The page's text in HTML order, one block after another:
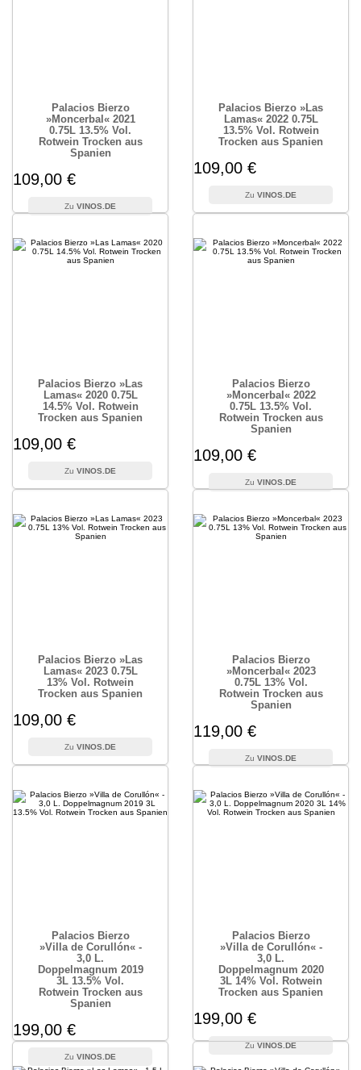
Palacios Bierzo
»Moncerbal« 2021
0.75L 13.5% Vol.
Rotwein Trocken aus
Spanien
109,00 €
VINOS.DE
Palacios Bierzo »Las
Lamas« 2022 0.75L
13.5% Vol. Rotwein
Trocken aus Spanien
109,00 €
VINOS.DE
Palacios Bierzo »Las
Lamas« 2020 0.75L
14.5% Vol. Rotwein
Trocken aus Spanien
109,00 €
VINOS.DE
Palacios Bierzo
»Moncerbal« 2022
0.75L 13.5% Vol.
Rotwein Trocken aus
Spanien
109,00 €
VINOS.DE
Palacios Bierzo »Las
Lamas« 2023 0.75L
13% Vol. Rotwein
Trocken aus Spanien
109,00 €
VINOS.DE
Palacios Bierzo
»Moncerbal« 2023
0.75L 13% Vol.
Rotwein Trocken aus
Spanien
119,00 €
VINOS.DE
Palacios Bierzo
»Villa de Corullón« -
3,0 L.
Doppelmagnum 2019
3L 13.5% Vol.
Rotwein Trocken aus
Spanien
199,00 €
VINOS.DE
Palacios Bierzo
»Villa de Corullón« -
3,0 L.
Doppelmagnum 2020
3L 14% Vol. Rotwein
Trocken aus Spanien
199,00 €
VINOS.DE